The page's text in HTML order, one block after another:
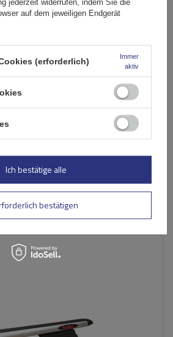
311 Dachträger Fiat Doblo II 2010-
Wir versenden schon am
In den
auf dem jeweiligen Endgerät
(erforderlich)
Immer
aktiv
bestätigen
Ich bestätige alle